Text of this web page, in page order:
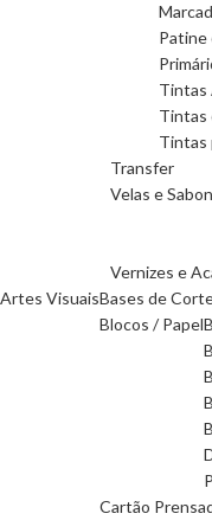
Patine
Tintas
Tintas
Tintas
Transfer
Velas e
Vernizes e
Artes VisuaisBases de
Blocos / Papel
Cartão